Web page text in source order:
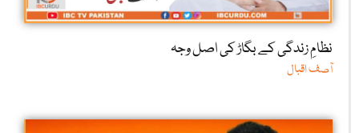
نظامِ زندگی کے بگاڑ کی اصل وجہ
آصف اقبال